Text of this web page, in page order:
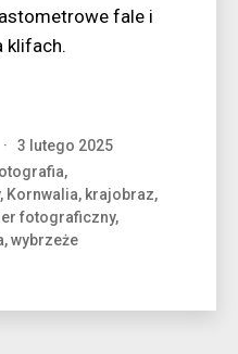
fale i
klifach.
3 lutego 2025
,
, Kornwalia, krajobraz,
fotograficzny,
,wybrzeże